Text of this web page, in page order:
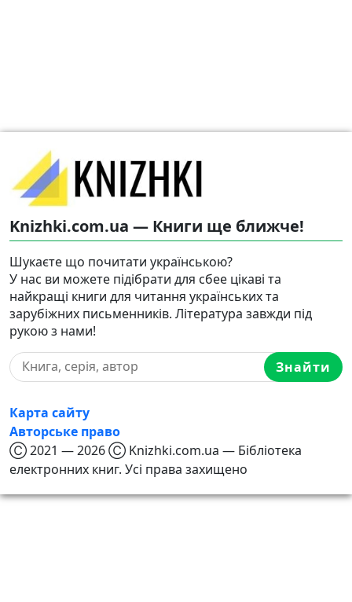
Knizhki.com.ua — Книги ще ближче!
Шукаєте що почитати українською?
У нас ви можете підібрати для сбее цікаві та
найкращі книги для читання українських та
зарубіжних письменників. Література завжди під
рукою з нами!
Знайти
Карта сайту
Авторське право
Ⓒ 2021 — 2026 Ⓒ Knizhki.com.ua — Бібліотека
електронних книг. Усі права захищено